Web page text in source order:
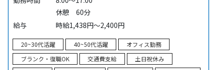
休憩 60分
給与
時給1,438円～2,400円
20~30代活躍 40~50代活躍
オフィス勤務
ブランク・復職OK
交通費支給
土日祝休み